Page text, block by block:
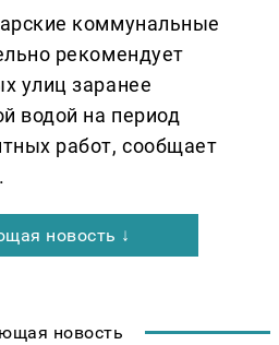
коммунальные
рекомендует
улиц заранее
водой на период
работ, сообщает
.
новость ↓
новость